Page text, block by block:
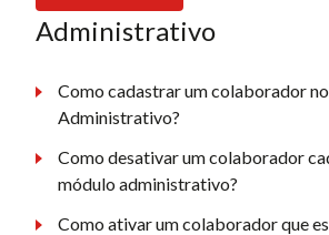
Administrativo
Como cadastrar um colaborador
Administrativo?
Como desativar um colaborador
módulo administrativo?
Como ativar um colaborador que